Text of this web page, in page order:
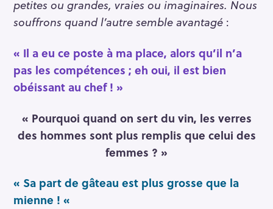
petites ou grandes, vraies ou imaginaires. Nous
souffrons quand l’autre semble avantagé :
« Il a eu ce poste à ma place, alors qu’il n’a
pas les compétences ; eh oui, il est bien
obéissant au chef ! »
« Pourquoi quand on sert du vin, les verres
des hommes sont plus remplis que celui des
femmes ? »
« Sa part de gâteau est plus grosse que la
mienne ! «